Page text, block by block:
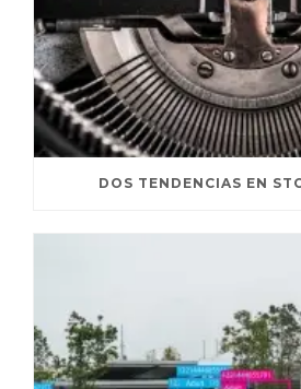
DOS TENDENCIAS EN